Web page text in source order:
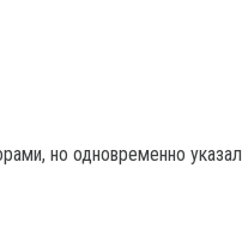
но одновременно